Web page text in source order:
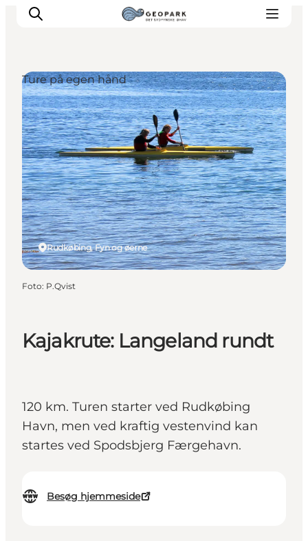
Kajakrute: Langeland rundt
120 km. Turen starter ved Rudkøbing
Havn, men ved kraftig vestenvind kan
startes ved Spodsbjerg Færgehavn.
Besøg hjemmeside
Rudkøbing, Fyn og øerne
Ture på egen hånd
Foto: P.Qvist